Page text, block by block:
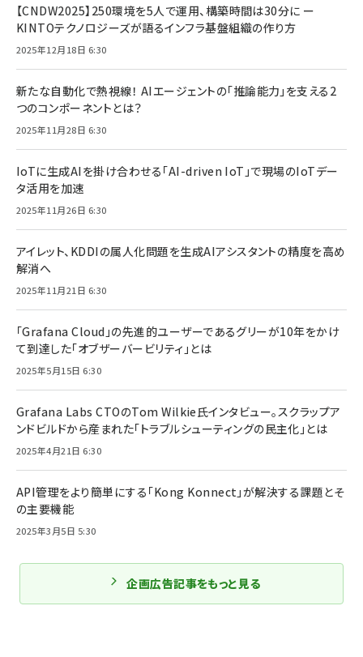
【CNDW2025】250環境を5人で運用、構築時間は30分に ー
KINTOテクノロジーズが語るインフラ基盤組織の作り方
2025年12月18日 6:30
新たな自動化で熱視線！ AIエージェントの「推論能力」を支える2
つのコンポーネントとは？
2025年11月28日 6:30
IoTに生成AIを掛け合わせる「AI-driven IoT」で現場のIoTデー
タ活用を加速
2025年11月26日 6:30
アイレット、KDDIの属人化問題を生成AIアシスタントの精度を高め
解消へ
2025年11月21日 6:30
「Grafana Cloud」の先進的ユーザーであるグリーが10年をかけ
て到達した「オブザーバービリティ」とは
2025年5月15日 6:30
Grafana Labs CTOのTom Wilkie氏インタビュー。スクラップア
ンドビルドから産まれた「トラブルシューティングの民主化」とは
2025年4月21日 6:30
API管理をより簡単にする「Kong Konnect」が解決する課題とそ
の主要機能
2025年3月5日 5:30
企画広告記事をもっと見る